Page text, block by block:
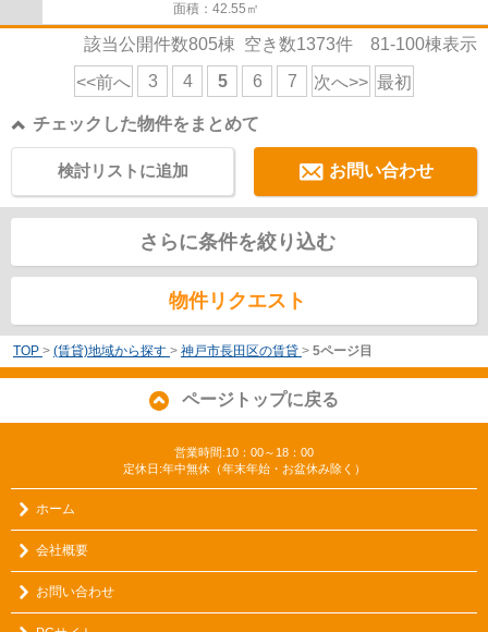
面積：42.55㎡
該当公開件数805棟 空き数1373件 81-100棟表示
<<前へ 3 4 5 6 7 次へ>> 最初
チェックした物件をまとめて
お問い合わせ
検討リストに追加
さらに条件を絞り込む
物件リクエスト
TOP > (賃貸)地域から探す > 神戸市長田区の賃貸 > 5ページ目
ページトップに戻る
営業時間:10：00～18：00
定休日:年中無休（年末年始・お盆休み除く）
ホーム
会社概要
お問い合わせ